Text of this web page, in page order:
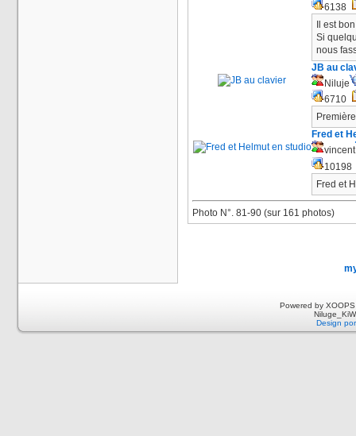
6138
Il est
Si
nous
JB au
Niluje
6710
Fred et
vincent
10198
Fred et
Photo N°. 81-90 (sur 161 photos)
Powered by
Design